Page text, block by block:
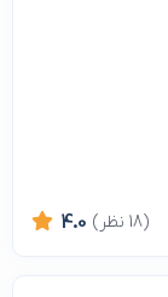
4.0 (18 نظر)